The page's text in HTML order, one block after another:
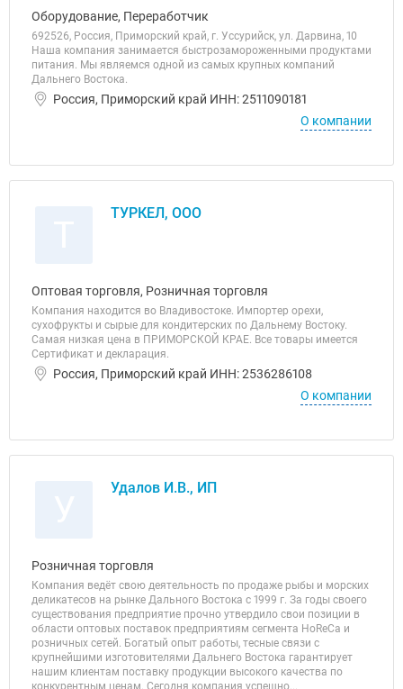
Оборудование, Переработчик
692526, Россия, Приморский край, г. Уссурийск, ул. Дарвина, 10
Наша компания занимается быстрозамороженными продуктами
питания. Мы являемся одной из самых крупных компаний
Дальнего Востока.
Россия, Приморский край ИНН: 2511090181
О компании
ТУРКЕЛ, ООО
Оптовая торговля, Розничная торговля
Компания находится во Владивостоке. Импортер орехи,
сухофрукты и сырые для кондитерских по Дальнему Востоку.
Самая низкая цена в ПРИМОРСКОЙ КРАЕ. Все товары имеется
Сертификат и декларация.
Россия, Приморский край ИНН: 2536286108
О компании
Удалов И.В., ИП
Розничная торговля
Компания ведёт свою деятельность по продаже рыбы и морских
деликатесов на рынке Дального Востока с 1999 г. За годы своего
существования предприятие прочно утвердило свои позиции в
области оптовых поставок предприятиям сегмента HoReCa и
розничных сетей. Богатый опыт работы, тесные связи с
крупнейшими изготовителями Дальнего Востока гарантирует
нашим клиентам поставку продукции высокого качества по
конкурентным ценам. Сегодня компания успешно...